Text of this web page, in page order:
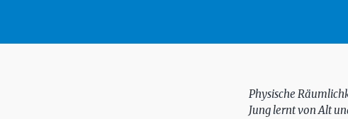
Physische
Jung lernt von Alt